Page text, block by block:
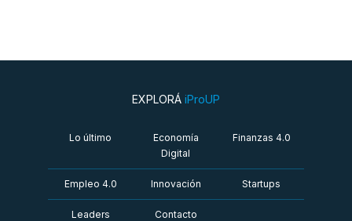
EXPLORÁ iProUP
Lo último
Economía
Digital
Finanzas 4.0
Empleo 4.0 Innovación Startups
Leaders Contacto